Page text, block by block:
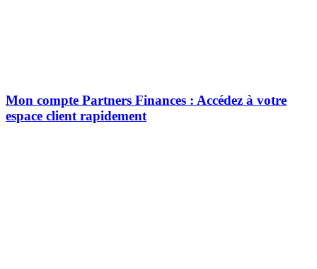
Mon compte Partners Finances : Accédez à votre
espace client rapidement